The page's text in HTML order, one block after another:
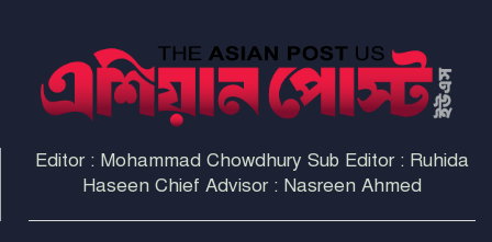
Editor : Mohammad Chowdhury Sub Editor : Ruhida
Haseen Chief Advisor : Nasreen Ahmed